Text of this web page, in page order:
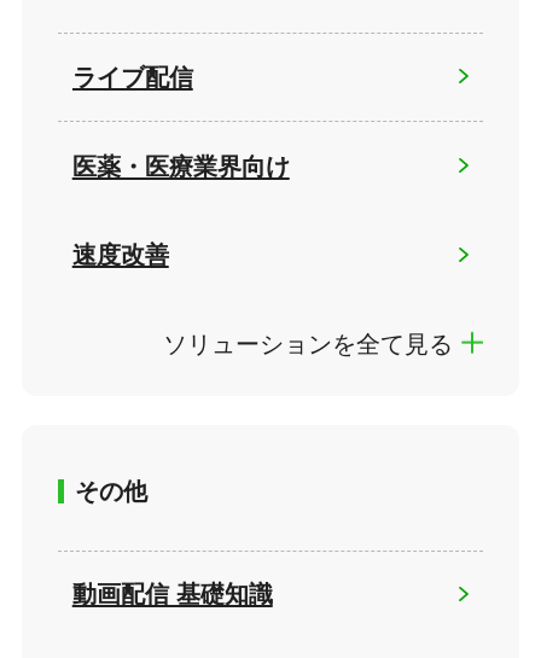
ライブ配信
医薬・医療業界向け
速度改善
ソリューションを全て見る
その他
動画配信 基礎知識